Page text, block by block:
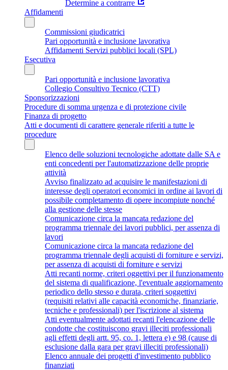
Determine a contrarre
Affidamenti
Commissioni giudicatrici
Pari opportunità e inclusione lavorativa
Affidamenti Servizi pubblici locali (SPL)
Esecutiva
Pari opportunità e inclusione lavorativa
Collegio Consultivo Tecnico (CTT)
Sponsorizzazioni
Procedure di somma urgenza e di protezione civile
Finanza di progetto
Atti e documenti di carattere generale riferiti a tutte le
procedure
Elenco delle soluzioni tecnologiche adottate dalle SA e
enti concedenti per l'automatizzazione delle proprie
attività
Avviso finalizzato ad acquisire le manifestazioni di
interesse degli operatori economici in ordine ai lavori di
possibile completamento di opere incompiute nonché
alla gestione delle stesse
Comunicazione circa la mancata redazione del
programma triennale dei lavori pubblici, per assenza di
lavori
Comunicazione circa la mancata redazione del
programma triennale degli acquisti di forniture e servizi,
per assenza di acquisti di forniture e servizi
Atti recanti norme, criteri oggettivi per il funzionamento
del sistema di qualificazione, l'eventuale aggiornamento
periodico dello stesso e durata, criteri soggettivi
(requisiti relativi alle capacità economiche, finanziarie,
tecniche e professionali) per l'iscrizione al sistema
Atti eventualmente adottati recanti l'elencazione delle
condotte che costituiscono gravi illeciti professionali
agli effetti degli artt. 95, co. 1, lettera e) e 98 (cause di
esclusione dalla gara per gravi illeciti professionali)
Elenco annuale dei progetti d'investimento pubblico
finanziati